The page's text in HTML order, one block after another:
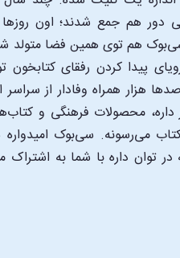
هم جمع شدند؛ اون‌ روزها
سی‌بوک هم توی همین فضا
پیدا کردن رفقای
هزار همراه وفادار از
داره، محصولات فرهنگی و
می‌رسونه. سی‌بوک
توان داره با شما به